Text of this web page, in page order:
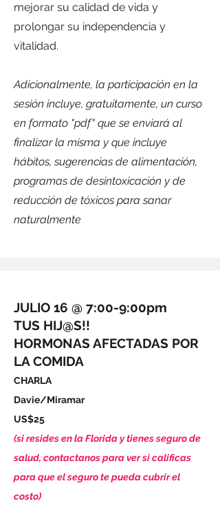
mejorar su calidad de vida y
prolongar su independencia y
vitalidad.
Adicionalmente, la participación en la
sesión incluye, gratuitamente, un curso
en formato "pdf" que se enviará al
finalizar la misma y que incluye
hábitos, sugerencias de alimentación,
programas de desintoxicación y de
reducción de tóxicos para sanar
naturalmente
JULIO 16 @ 7:00-9:00pm
TUS HIJ@S!!
HORMONAS AFECTADAS POR
LA COMIDA
CHARLA
Davie/Miramar
US$25
(si resides en la Florida y tienes seguro de
salud, contactanos para ver si calificas
para que el seguro te pueda cubrir el
costo)